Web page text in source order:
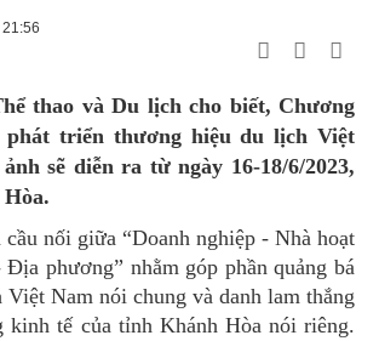
thao và Du lịch cho biết, Chương
triển thương hiệu du lịch Việt
sẽ diễn ra từ ngày 16-18/6/2023,
nối giữa “Doanh nghiệp - Nhà hoạt
phương” nhằm góp phần quảng bá
Nam nói chung và danh lam thắng
kinh tế của tỉnh Khánh Hòa nói riêng.